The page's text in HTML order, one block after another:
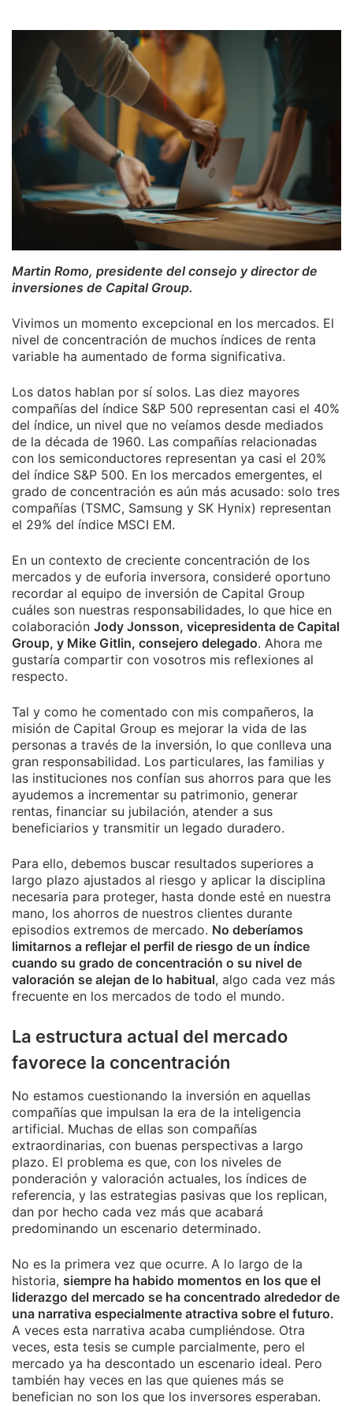
Martin Romo, presidente del consejo y director de
inversiones de Capital Group.
Vivimos un momento excepcional en los mercados. El
nivel de concentración de muchos índices de renta
variable ha aumentado de forma significativa.
Los datos hablan por sí solos. Las diez mayores
compañías del índice S&P 500 representan casi el 40%
del índice, un nivel que no veíamos desde mediados
de la década de 1960. Las compañías relacionadas
con los semiconductores representan ya casi el 20%
del índice S&P 500. En los mercados emergentes, el
grado de concentración es aún más acusado: solo tres
compañías (TSMC, Samsung y SK Hynix) representan
el 29% del índice MSCI EM.
En un contexto de creciente concentración de los
mercados y de euforia inversora, consideré oportuno
recordar al equipo de inversión de Capital Group
cuáles son nuestras responsabilidades, lo que hice en
colaboración Jody Jonsson, vicepresidenta de Capital
Group, y Mike Gitlin, consejero delegado. Ahora me
gustaría compartir con vosotros mis reflexiones al
respecto.
Tal y como he comentado con mis compañeros, la
misión de Capital Group es mejorar la vida de las
personas a través de la inversión, lo que conlleva una
gran responsabilidad. Los particulares, las familias y
las instituciones nos confían sus ahorros para que les
ayudemos a incrementar su patrimonio, generar
rentas, financiar su jubilación, atender a sus
beneficiarios y transmitir un legado duradero.
Para ello, debemos buscar resultados superiores a
largo plazo ajustados al riesgo y aplicar la disciplina
necesaria para proteger, hasta donde esté en nuestra
mano, los ahorros de nuestros clientes durante
episodios extremos de mercado. No deberíamos
limitarnos a reflejar el perfil de riesgo de un índice
cuando su grado de concentración o su nivel de
valoración se alejan de lo habitual, algo cada vez más
frecuente en los mercados de todo el mundo.
La estructura actual del mercado
favorece la concentración
No estamos cuestionando la inversión en aquellas
compañías que impulsan la era de la inteligencia
artificial. Muchas de ellas son compañías
extraordinarias, con buenas perspectivas a largo
plazo. El problema es que, con los niveles de
ponderación y valoración actuales, los índices de
referencia, y las estrategias pasivas que los replican,
dan por hecho cada vez más que acabará
predominando un escenario determinado.
No es la primera vez que ocurre. A lo largo de la
historia, siempre ha habido momentos en los que el
liderazgo del mercado se ha concentrado alrededor de
una narrativa especialmente atractiva sobre el futuro.
A veces esta narrativa acaba cumpliéndose. Otra
veces, esta tesis se cumple parcialmente, pero el
mercado ya ha descontado un escenario ideal. Pero
también hay veces en las que quienes más se
benefician no son los que los inversores esperaban.